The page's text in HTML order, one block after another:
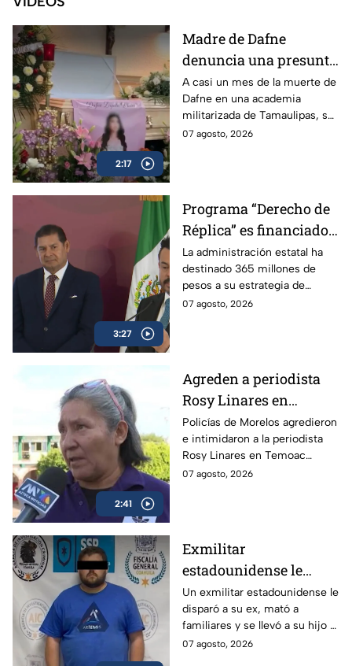
2:17
Madre de Dafne
denuncia una presunta
red familiar tras la
muerte de su hija en
Tamaulipas
A casi un mes de la muerte de
Dafne en una academia
militarizada de Tamaulipas, su
madre exige justicia y
07 agosto, 2026
3:27
Programa “Derecho de
Réplica” es financiado
con dinero de los
poblanos, pero se usa
para atacar a la prensa
crítica
La administración estatal ha
destinado 365 millones de
pesos a su estrategia de
comunicación social, lo que
07 agosto, 2026
2:41
Agreden a periodista
Rosy Linares en
Morelos durante
cobertura del asesinato
del alcalde de Temoac
Policías de Morelos agredieron
e intimidaron a la periodista
Rosy Linares en Temoac
mientras realizaba una
07 agosto, 2026
Exmilitar
estadounidense le
disparó a su ex en
Saltillo, mató a
familiares y se llevó a
su hijo
Un exmilitar estadounidense le
disparó a su ex, mató a
familiares y se llevó a su hijo a
la frontera.
07 agosto, 2026